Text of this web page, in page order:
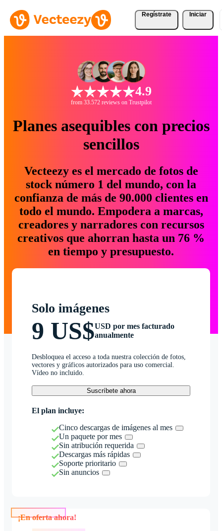
Regístrate Iniciar
4.9
from 33.572 reviews on Trustpilot
Planes asequibles con precios
sencillos
Vecteezy es el mercado de fotos de
stock número 1 del mundo, con la
confianza de más de 90.000 clientes en
todo el mundo. Empodera a marcas,
creadores y narradores con recursos
creativos que ahorran hasta un 76 %
en tiempo y presupuesto.
Solo imágenes
9 US$USD por mes facturado
anualmente
Desbloquea el acceso a toda nuestra colección de fotos,
vectores y gráficos autorizados para uso comercial.
Vídeo no incluido.
Suscríbete ahora
El plan incluye:
Cinco descargas de imágenes al mes
Un paquete por mes
Sin atribución requerida
Descargas más rápidas
Soporte prioritario
Sin anuncios